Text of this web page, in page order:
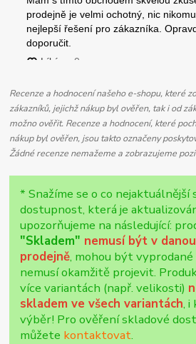
Recenze a hodnocení našeho e-shopu, které
zákazníků, jejichž nákup byl ověřen, tak i od
možno ověřit. Recenze a hodnocení, které
nákup byl ověřen, jsou takto označeny
Žádné recenze nemažeme a zobrazujeme
* Snažíme se o co nejaktuálnější
dostupnost, která je
upozorňujeme na následující:
"Skladem" nemusí být v
prodejně, mohou být
nemusí okamžitě projevit.
více variantách (např. velikosti)
skladem ve všech variantách, i
výběr! Pro ověření skladové
můžete kontaktovat.